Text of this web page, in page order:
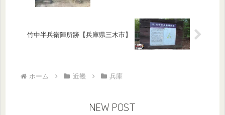
竹中半兵衛陣所跡【兵庫県三木市】
ホーム 近畿 兵庫
NEW POST